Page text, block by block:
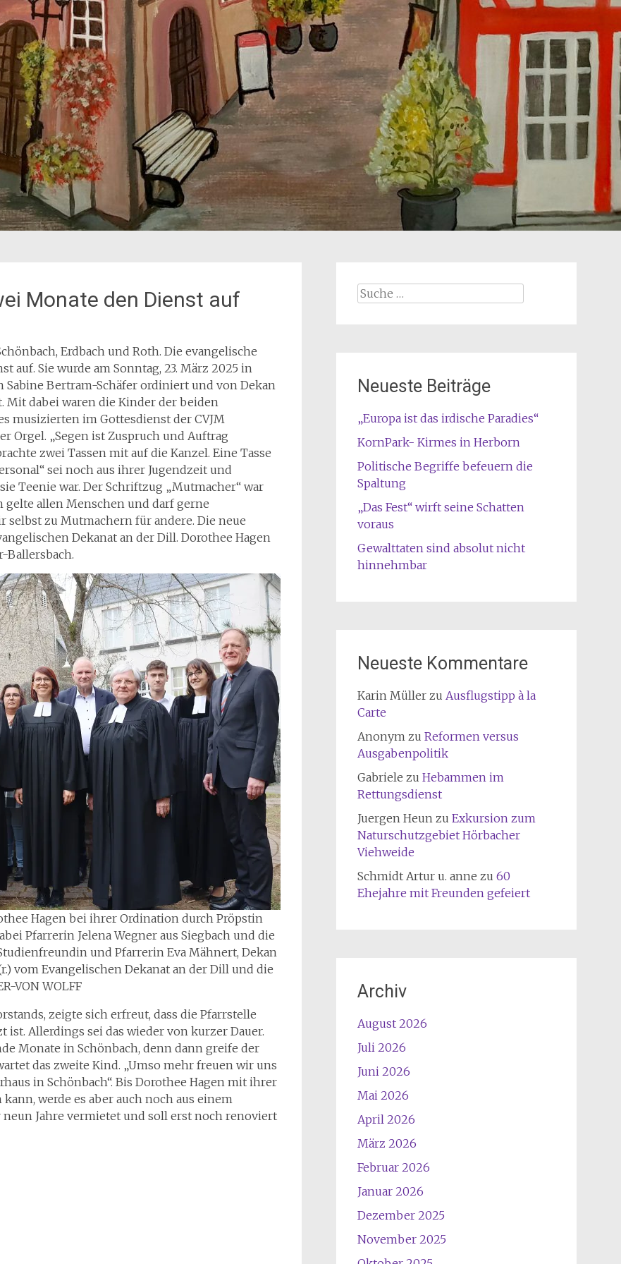
Monate den Dienst auf
Erdbach und Roth. Die evangelische
Sie wurde am Sonntag, 23. März 2025 in
Bertram-Schäfer ordiniert und von Dekan
dabei waren die Kinder der beiden
musizierten im Gottesdienst der CVJM
Orgel. „Segen ist Zuspruch und Auftrag
zwei Tassen mit auf die Kanzel. Eine Tasse
sei noch aus ihrer Jugendzeit und
Teenie war. Der Schriftzug „Mutmacher“ war
gelte allen Menschen und darf gerne
selbst zu Mutmachern für andere. Die neue
Dekanat an der Dill. Dorothee Hagen
Ballersbach.
Hagen bei ihrer Ordination durch Pröpstin
Pfarrerin Jelena Wegner aus Siegbach und die
und Pfarrerin Eva Mähnert, Dekan
vom Evangelischen Dekanat an der Dill und die
VON WOLFF
zeigte sich erfreut, dass die Pfarrstelle
ist. Allerdings sei das wieder von kurzer Dauer.
Monate in Schönbach, denn dann greife der
das zweite Kind. „Umso mehr freuen wir uns
in Schönbach“. Bis Dorothee Hagen mit ihrer
werde es aber auch noch aus einem
neun Jahre vermietet und soll erst noch renoviert
Suche
Neueste Beiträge
„Europa ist das irdische Paradies“
KornPark- Kirmes in Herborn
Politische Begriffe befeuern die
Spaltung
„Das Fest“ wirft seine Schatten
voraus
Gewalttaten sind absolut nicht
hinnehmbar
Neueste Kommentare
Karin Müllerzu Ausflugstipp à la
Carte
Anonymzu Reformen versus
Ausgabenpolitik
Gabriele zu Hebammen im
Rettungsdienst
Juergen Heunzu Exkursion zum
Naturschutzgebiet Hörbacher
Viehweide
Schmidt Artur u. anne zu 60
Ehejahre mit Freunden gefeiert
Archiv
August 2026
Juli 2026
Juni 2026
Mai 2026
April 2026
März 2026
Februar 2026
Januar 2026
Dezember 2025
November 2025